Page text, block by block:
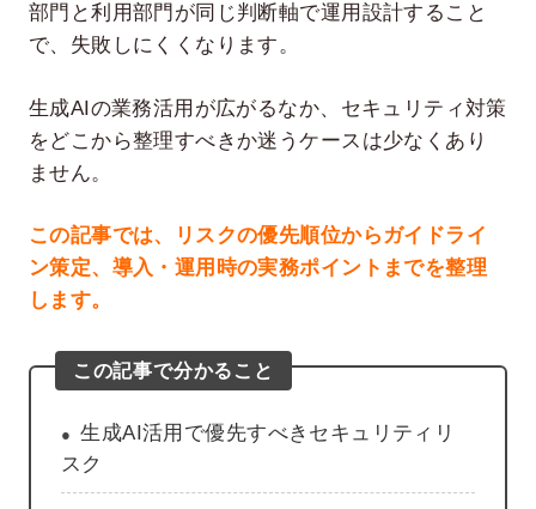
在宅率
66%
社員数
1,290
部門と利用部門が同じ判断軸で運用設計すること
で、失敗しにくくなります。
生成AIの業務活用が広がるなか、セキュリティ対策
をどこから整理すべきか迷うケースは少なくあり
ません。
この記事では、リスクの優先順位からガイドライ
ン策定、導入・運用時の実務ポイントまでを整理
します。
この記事で分かること
生成AI活用で優先すべきセキュリティリ
スク